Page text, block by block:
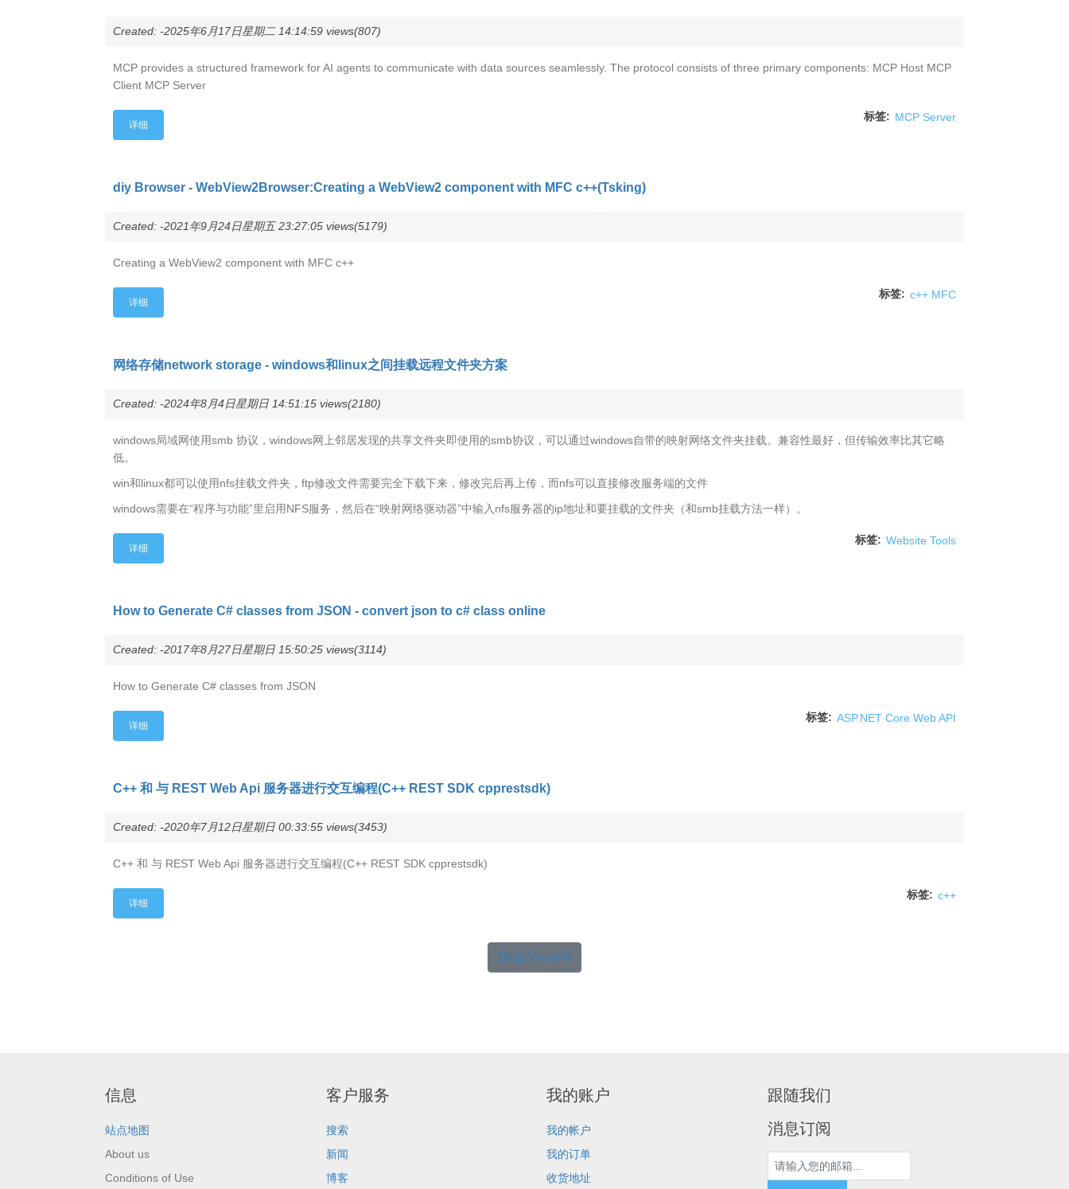
Created: -2025年6月17日星期二 14:14:59 views(807)
MCP provides a structured framework for AI agents to communicate with data sources seamlessly. The protocol consists of three primary components: MCP Host MCP
Client MCP Server
标签: MCP Server
详细
diy Browser - WebView2Browser:Creating a WebView2 component with MFC c++(Tsking)
Created: -2021年9月24日星期五 23:27:05 views(5179)
Creating a WebView2 component with MFC c++
标签: c++ MFC
详细
网络存储network storage - windows和linux之间挂载远程文件夹方案
Created: -2024年8月4日星期日 14:51:15 views(2180)
windows局域网使用smb 协议，windows网上邻居发现的共享文件夹即使用的smb协议，可以通过windows自带的映射网络文件夹挂载。兼容性最好，但传输效率比其它略
低。
win和linux都可以使用nfs挂载文件夹，ftp修改文件需要完全下载下来，修改完后再上传，而nfs可以直接修改服务端的文件
windows需要在“程序与功能”里启用NFS服务，然后在“映射网络驱动器”中输入nfs服务器的ip地址和要挂载的文件夹（和smb挂载方法一样）。
标签: Website Tools
详细
How to Generate C# classes from JSON - convert json to c# class online
Created: -2017年8月27日星期日 15:50:25 views(3114)
How to Generate C# classes from JSON
标签: ASP.NET Core Web API
详细
C++ 和 与 REST Web Api 服务器进行交互编程(C++ REST SDK cpprestsdk)
Created: -2020年7月12日星期日 00:33:55 views(3453)
C++ 和 与 REST Web Api 服务器进行交互编程(C++ REST SDK cpprestsdk)
标签: c++
详细
Blog.ViewAll
信息
站点地图
About us
Conditions of Use
客户服务
搜索
新闻
博客
我的账户
我的帐户
我的订单
收货地址
跟随我们
消息订阅